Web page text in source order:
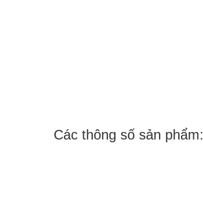
Các thông số sản phẩm: